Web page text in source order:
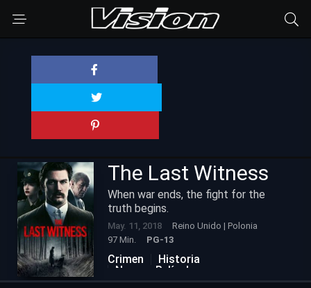
The Last Witness
When war ends, the fight for the
truth begins.
May. 11, 2018
Reino Unido | Polonia
97 Min.
PG-13
Crimen
Historia
Nuevas Películas